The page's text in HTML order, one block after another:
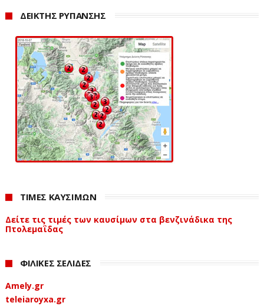
Μάρτιο του 2019, λίγο μετά τη γέννησή του.
ΠΡΙΝ ΦΥΓΕΤΕ
ΔΕΙΚΤΗΣ ΡΥΠΑΝΣΗΣ
ΤΙΜΕΣ ΚΑΥΣΙΜΩΝ
Δείτε τις τιμές των καυσίμων στα βενζινάδικα της
Πτολεμαΐδας
ΦΙΛΙΚΕΣ ΣΕΛΙΔΕΣ
Amely.gr
teleiaroyxa.gr